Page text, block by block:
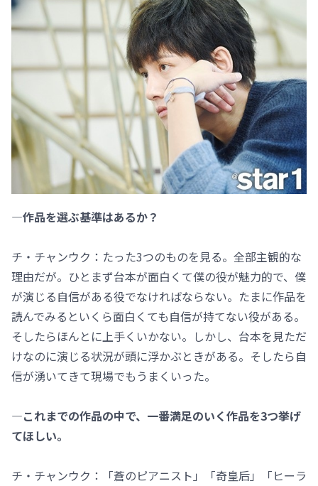
―作品を選ぶ基準はあるか？
チ・チャンウク：たった3つのものを見る。全部主観的な
理由だが。ひとまず台本が面白くて僕の役が魅力的で、僕
が演じる自信がある役でなければならない。たまに作品を
読んでみるといくら面白くても自信が持てない役がある。
そしたらほんとに上手くいかない。しかし、台本を見ただ
けなのに演じる状況が頭に浮かぶときがある。そしたら自
信が湧いてきて現場でもうまくいった。
―これまでの作品の中で、一番満足のいく作品を3つ挙げ
てほしい。
チ・チャンウク：「蒼のピアニスト」「奇皇后」「ヒーラ